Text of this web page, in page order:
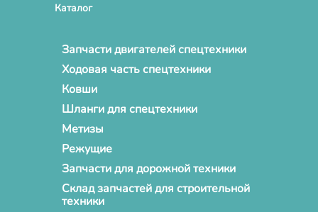
Каталог
Запчасти двигателей спецтехники
Ходовая часть спецтехники
Ковши
Шланги для спецтехники
Метизы
Режущие
Запчасти для дорожной техники
Склад запчастей для строительной
техники